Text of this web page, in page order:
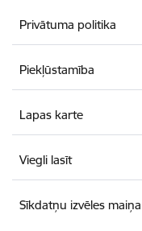
Privātuma politika
Piekļūstamība
Lapas karte
Viegli lasīt
Sīkdatņu izvēles maiņa